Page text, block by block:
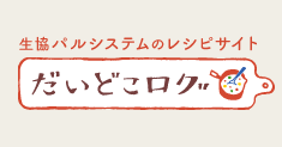
生協パルシステムのレシピ
サイト
だいどこログ